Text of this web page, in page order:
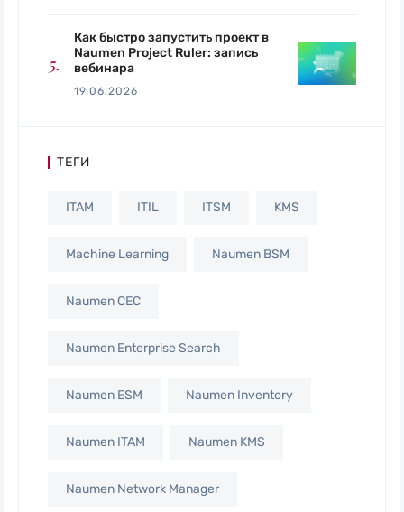
Как быстро запустить проект в
Naumen Project Ruler: запись
вебинара
19.06.2026
ТЕГИ
ITAM ITIL ITSM KMS
Machine Learning Naumen BSM
Naumen CEC
Naumen Enterprise Search
Naumen ESM Naumen Inventory
Naumen ITAM Naumen KMS
Naumen Network Manager